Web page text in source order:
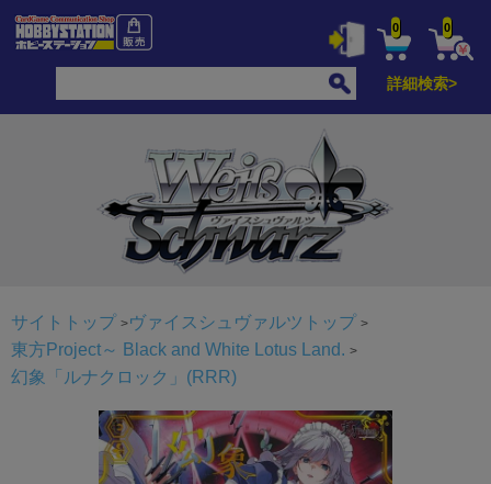
0 0
詳細検索>
サイトトップ
ヴァイスシュヴァルツトップ
東方Project～ Black and White Lotus Land.
幻象「ルナクロック」(RRR)